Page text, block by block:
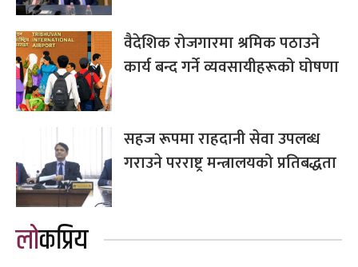
वैदेशिक रोजगारमा श्रमिक पठाउने
कार्य बन्द गर्ने व्यवसायीहरूको घोषणा
सहज रूपमा राहदानी सेवा उपलब्ध
गराउने परराष्ट्र मन्त्रालयको प्रतिबद्धता
लोकप्रिय